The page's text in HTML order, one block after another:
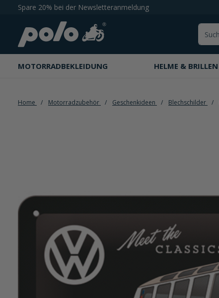
Zur Hauptnavigation springen
Spare 20% bei der Newsletteranmeldung
MOTORRADBEKLEIDUNG HELME & BRILLEN
Home Motorradzubehör Geschenkideen Blechschilder